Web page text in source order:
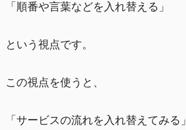
「順番や言葉などを入れ替える」
という視点です。
この視点を使うと、
「サービスの流れを入れ替えてみる」